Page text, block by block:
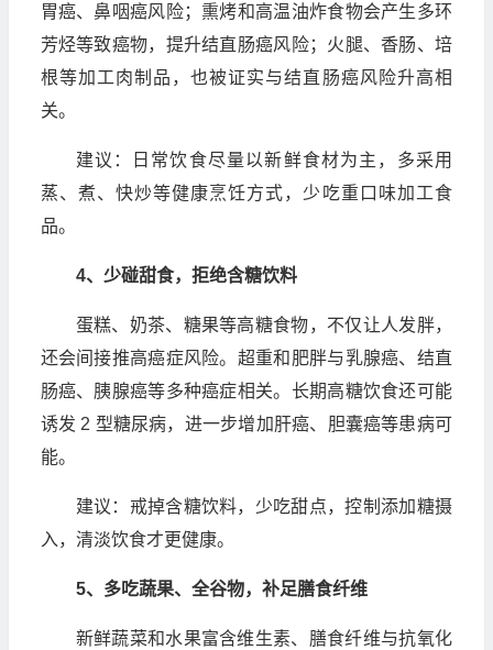
胃癌、鼻咽癌风险；熏烤和高温油炸食物会产生多环
芳烃等致癌物，提升结直肠癌风险；火腿、香肠、培
根等加工肉制品，也被证实与结直肠癌风险升高相
关。
建议：日常饮食尽量以新鲜食材为主，多采用
蒸、煮、快炒等健康烹饪方式，少吃重口味加工食
品。
4、少碰甜食，拒绝含糖饮料
蛋糕、奶茶、糖果等高糖食物，不仅让人发胖，
还会间接推高癌症风险。超重和肥胖与乳腺癌、结直
肠癌、胰腺癌等多种癌症相关。长期高糖饮食还可能
诱发 2 型糖尿病，进一步增加肝癌、胆囊癌等患病可
能。
建议：戒掉含糖饮料，少吃甜点，控制添加糖摄
入，清淡饮食才更健康。
5、多吃蔬果、全谷物，补足膳食纤维
新鲜蔬菜和水果富含维生素、膳食纤维与抗氧化